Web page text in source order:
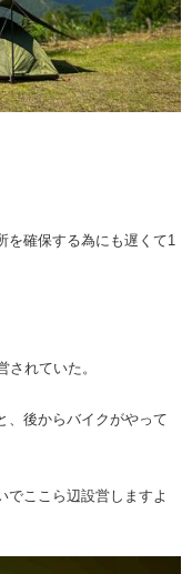
を確保する為にも遅くて1
れていた。
、後からバイクがやって
でここら辺設営しますよ